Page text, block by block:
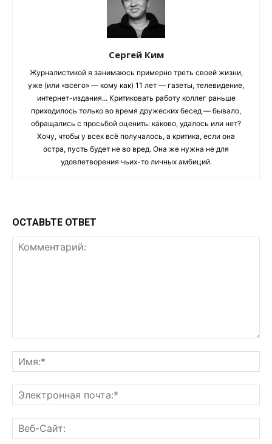
Сергей Ким
Журналистикой я занимаюсь примерно треть своей жизни,
уже (или «всего» — кому как) 11 лет — газеты, телевидение,
интернет-издания... Критиковать работу коллег раньше
приходилось только во время дружеских бесед — бывало,
обращались с просьбой оценить: каково, удалось или нет?
Хочу, чтобы у всех всё получалось, а критика, если она
остра, пусть будет не во вред. Она же нужна не для
удовлетворения чьих-то личных амбиций.
ОСТАВЬТЕ ОТВЕТ